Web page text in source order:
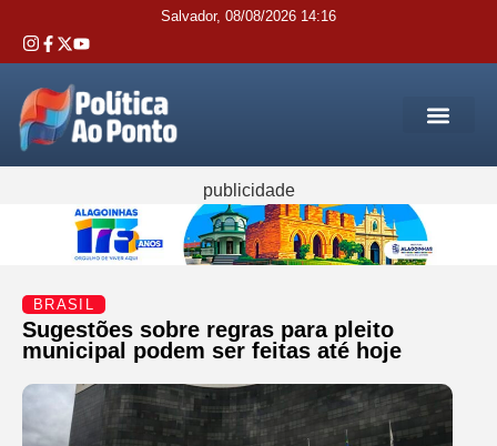
Salvador, 08/08/2026 14:16
publicidade
BRASIL
Sugestões sobre regras para pleito
municipal podem ser feitas até hoje